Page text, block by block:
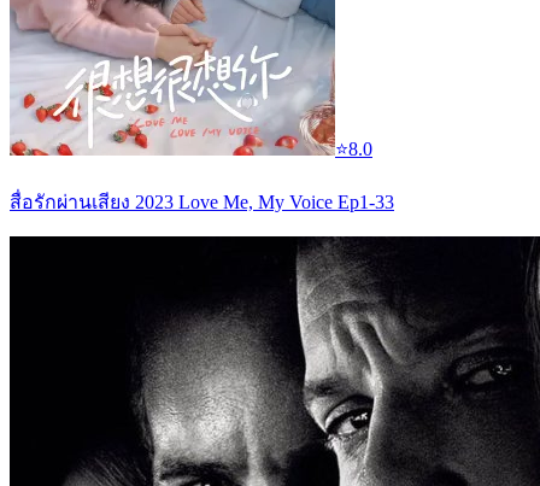
⭐8.0
สื่อรักผ่านเสียง 2023 Love Me, My Voice Ep1-33